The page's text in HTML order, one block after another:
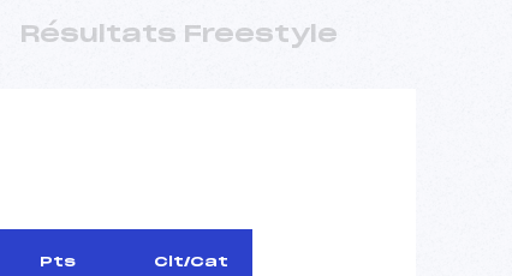
Résultats Freestyle
Pts Clt/Cat